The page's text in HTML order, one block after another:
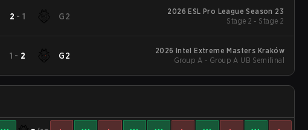
2 -1 G2
2026 ESL Pro League Season 23
Stage 2 - Stage 2
1 - 2 G2
2026 Intel Extreme Masters Kraków
Group A - Group A UB Semifinal